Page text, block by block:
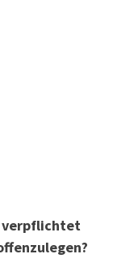
verpflichtet